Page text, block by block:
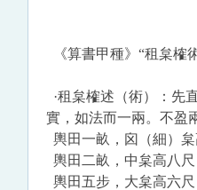
《算書甲種》“租枲榷
·租枲榷述（術）：先
實，如法而一兩。不盈
輿田一畝，囟（細）
輿田二畝，中枲高八
輿田五步，大枲高六